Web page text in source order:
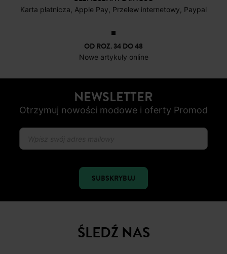
Karta płatnicza, Apple Pay, Przelew internetowy, Paypal
OD ROZ. 34 DO 48
Nowe artykuły online
NEWSLETTER
Otrzymuj nowości modowe i oferty Promod
SUBSKRYBUJ
ŚLEDŹ NAS